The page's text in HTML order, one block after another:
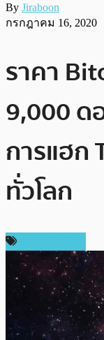
By Jiraboon
กรกฎาคม 16, 2020
ราคา
9,000 ด
การแฮก
ทั่วโลก